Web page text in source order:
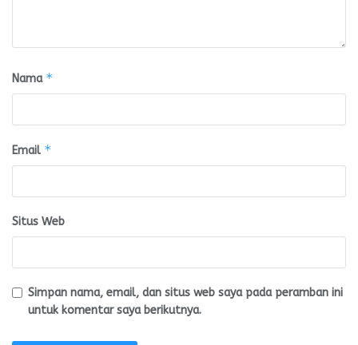
Nama *
Email *
Situs Web
Simpan nama, email, dan situs web saya pada peramban ini
untuk komentar saya berikutnya.